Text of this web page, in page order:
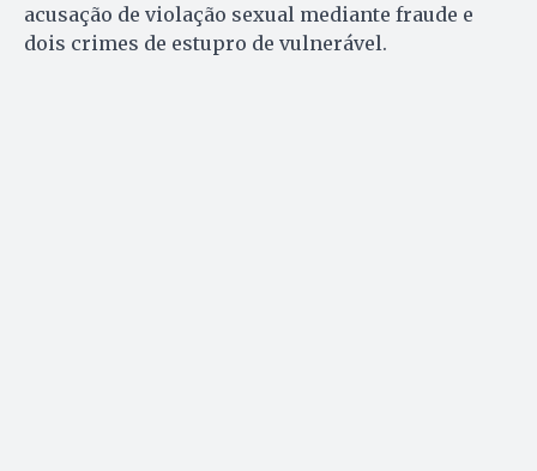
acusação de violação sexual mediante fraude e
dois crimes de estupro de vulnerável.